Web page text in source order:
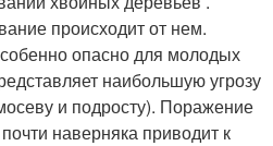
происходит от нем.
опасно для молодых
наибольшую угрозу
и подросту). Поражение
наверняка приводит к